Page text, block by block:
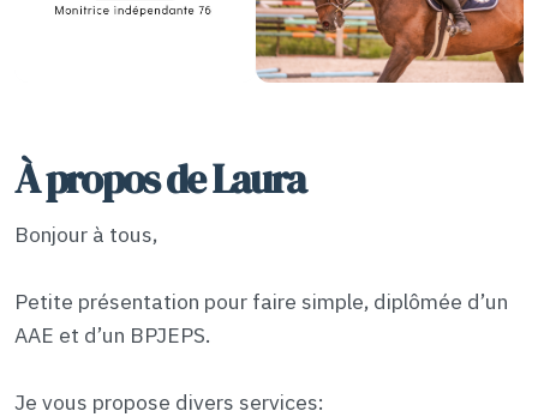
À propos de Laura
Bonjour à tous,
Petite présentation pour faire simple, diplômée d’un
AAE et d’un BPJEPS.
Je vous propose divers services: